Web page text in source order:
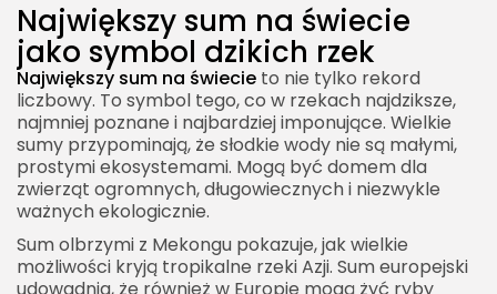
2026 Akademia Internetu Wszelkie prawa
zastrzeżone. Treści umieszczone na stronie
chronione są prawem autorskim.
Największy sum na świecie
jako symbol dzikich rzek
Największy sum na świecie to nie tylko rekord
liczbowy. To symbol tego, co w rzekach najdziksze,
najmniej poznane i najbardziej imponujące. Wielkie
sumy przypominają, że słodkie wody nie są małymi,
prostymi ekosystemami. Mogą być domem dla
zwierząt ogromnych, długowiecznych i niezwykle
ważnych ekologicznie.
Sum olbrzymi z Mekongu pokazuje, jak wielkie
możliwości kryją tropikalne rzeki Azji. Sum europejski